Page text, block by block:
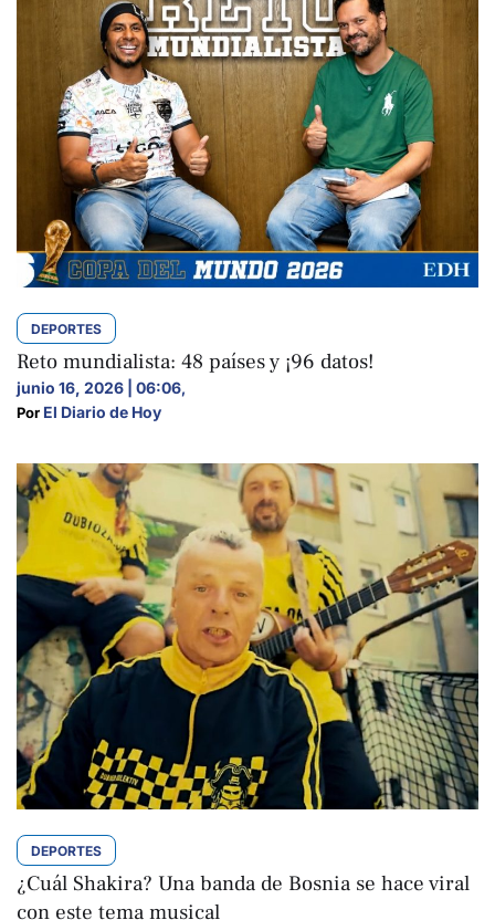
DEPORTES
Reto mundialista: 48 países y ¡96 datos!
junio 16, 2026 | 06:06,
Por El Diario de Hoy
DEPORTES
¿Cuál Shakira? Una banda de Bosnia se hace viral
con este tema musical